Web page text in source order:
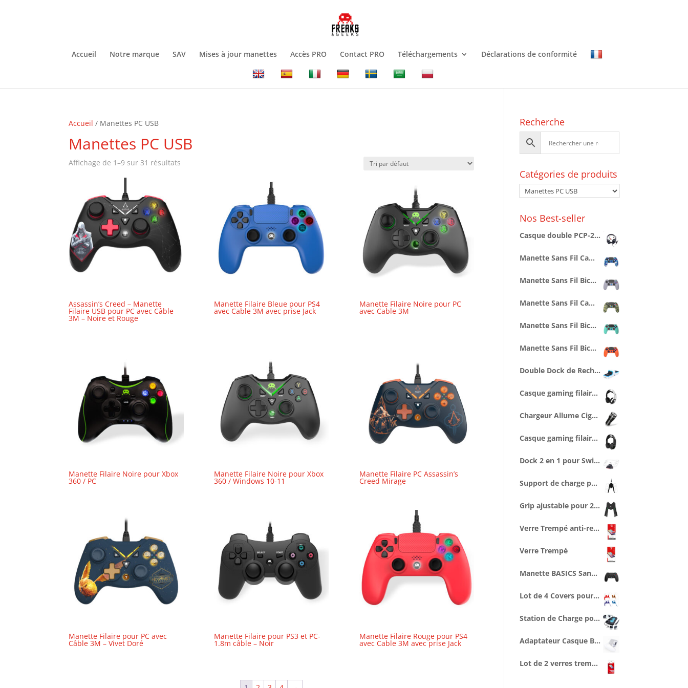
Accueil Notre marque SAV Mises à jour manettes Accès PRO Contact PRO Téléchargements Déclarations de conformité
Accueil / Manettes PC USB
Manettes PC USB
Affichage de 1–9 sur 31 résultats
Assassin’s Creed – Manette
Filaire USB pour PC avec Câble
3M – Noire et Rouge
Manette Filaire Bleue pour PS4
avec Cable 3M avec prise Jack
Manette Filaire Noire pour PC
avec Cable 3M
Manette Filaire Noire pour Xbox
360 / PC
Manette Filaire Noire pour Xbox
360 / Windows 10-11
Manette Filaire PC Assassin’s
Creed Mirage
Manette Filaire pour PC avec
Câble 3M – Vivet Doré
Manette Filaire pour PS3 et PC-
1.8m câble – Noir
Manette Filaire Rouge pour PS4
avec Cable 3M avec prise Jack
Recherche
Catégories de produits
Nos Best-seller
Casque double PCP-200 avec splitter pour PC/PS4/PS5/XBOXONE/SERIESX/SWITCH
Manette Sans Fil Camo Bleue pour PS4 Avec Prise Jack pour casque et boutons lumineux
Manette Sans Fil Bicolore Grise Style Retro PS1 pour PS4 Avec Prise Jack pour casque et boutons lumineux
Manette Sans Fil Camo Verte pour PS4 Avec Prise Jack pour casque et boutons lumineux
Manette Sans Fil Bicolore Style Blueberry pour PS4 Avec Prise Jack pour casque et boutons lumineux
Manette Sans Fil Bicolore Orange/Bleue pour PS4 Avec Prise Jack pour casque et boutons lumineux
Double Dock de Recharge pour manettes PS5 (1 cable Type C 1M inclus)
Casque gaming filaire SPX-500 pour PS5 (compatible PS4, Series X/S...)
Chargeur Allume Cigare 2 ports USB 1A - noir
Casque gaming filaire XSX-500 pour Series X/S (compatible PS5, Switch...)
Dock 2 en 1 pour Switch - Support Recharge + Connexion vidéo TV
Support de charge pour 2 joycon avec câble type C de 2,5 m
Grip ajustable pour 2 Joycons
Verre Trempé anti-reflet lumière bleue
Verre Trempé
Manette BASICS Sans Fil Noire avec Prise Jack pour casque
Lot de 4 Covers pour Manette
Station de Charge pour 2 Manettes et Console, Ventilée
Adaptateur Casque Bluetooth pour Manette PS5
Lot de 2 verres trempés anti-reflet lumière bleue